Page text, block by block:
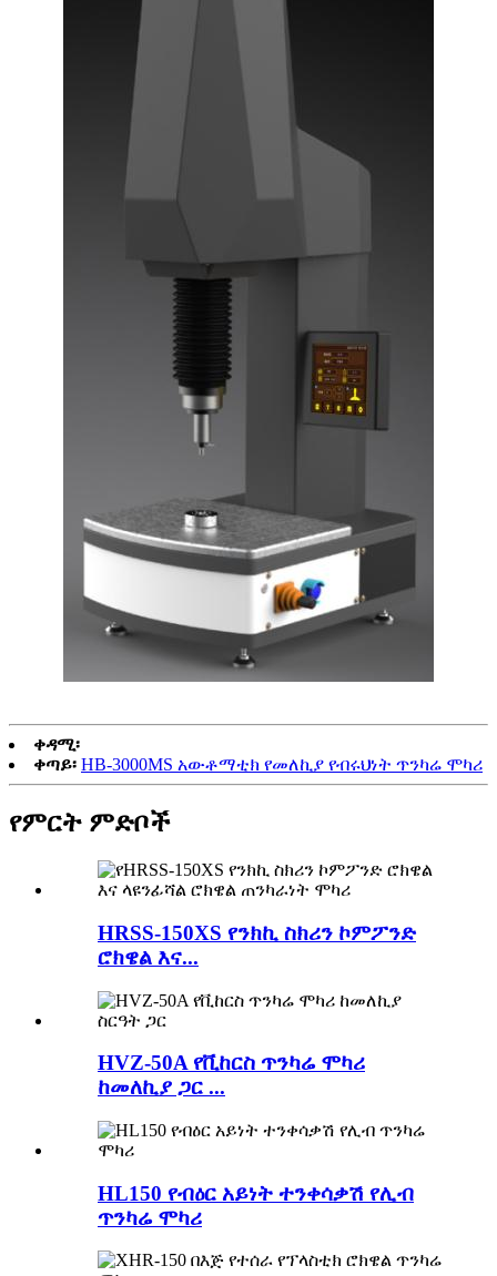
ቀዳሚ፡
ቀጣይ፡ HB-3000MS አውቶማቲክ የመለኪያ የብሩህነት ጥንካሬ ሞካሪ
የምርት ምድቦች
HRSS-150XS የንክኪ ስክሪን ኮምፖንድ
ሮክዌል እና...
HVZ-50A የቪከርስ ጥንካሬ ሞካሪ
ከመለኪያ ጋር ...
HL150 የብዕር አይነት ተንቀሳቃሽ የሊብ
ጥንካሬ ሞካሪ